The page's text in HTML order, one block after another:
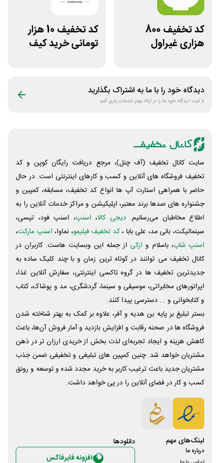
کد تخفیف 800
هزاری غیراول
کد تخفیف 10 هزار
تومانی خرید کیف
دیدگاه خود را با ما به اشتراک بگذارید
با ثبت دیدگاه خود ما را در ارائه بهتر خدمات یاری کنید
سایت کانال تخفیف (آف چنل)، مرجع دریافت رایگان کوپن و کد
تخفیف فروشگاه های آنلاین و کسب و‌ کارهای اینترنتی است. در حال
حاضر با همراهی استارت آپ ها انواع کد تخفیف، مسابقه، کمپین و
جشنواره های صدها برند معتبر، اپلیکیشن و مراکز خدمات آنلاین را به
اطلاع مخاطبان می‌رسانیم. دیجی کالا، اسنپ، اسنپ فود، تپسی،
سینماتیکت، بانی مد، علی‌ بابا ،کد تخفیف فیلیمو، نماوا، اسنپ مارکت،
اسنپ شاپ، باسلام و ازکی از جمله این وبسایت ‌هاست. کاربران در
کانال تخفیف می توانند در کوتاه ترین زمان و با چند کلیک ساده به
جدیدترین تخفیف ها در گروه تاکسی اینترنتی، سفارش آنلاین غذا،
اپراتورهای مخابراتی، موسیقی و سینما، گردشگری، مد و پوشاک، کتاب
و کتابخوانی و ... دسترسی پیدا کنند.
بستر تبلیغ بر پایه بن هدیه و آفر، علاوه بر کمک به بهتر شناخته شدن
فروشگاه ها در صحنه رقابت و افزایش بازدید و آمار فروش آن‌ها، باعث
کاهش هزینه و ایجاد تجربه‌ای لذت بخش از خریدی ارزان تر در ذهن
مشتریان خواهد شد. چنین کمپین های تبلیغی و تخفیفی ضمن جذب
مشتریان جدید باعث ترغیب کاربر به خرید مجدد شده و توسعه و رونق
کسب و کار در فضای آنلاین را در پی خواهد داشت.
لینک‌های مهم
درباره ما
دانلود‌ها
افزونه فایرفاکس